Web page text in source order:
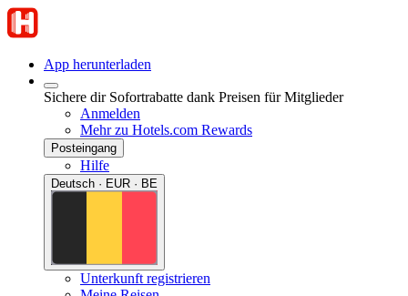
App herunterladen
Sichere dir Sofortrabatte dank Preisen für Mitglieder
Anmelden
Mehr zu Hotels.com Rewards
Posteingang
Hilfe
Deutsch · EUR · BE
Unterkunft registrieren